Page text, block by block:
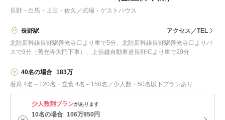
長野・白馬・上田・佐久 ／式場・ゲストハウス
長野駅
アクセス／TEL
北陸新幹線長野駅善光寺口より車で5分、北陸新幹線長野駅善光寺口よりバ
スで9分（善光寺大門下車）、上信越自動車道長野ICより車で20分
40名の場合 183万
着席 4名～120名・立食 4名～150名／少人数・50名以下プランあり
少人数割プランがあります
10名の場合 106万950円